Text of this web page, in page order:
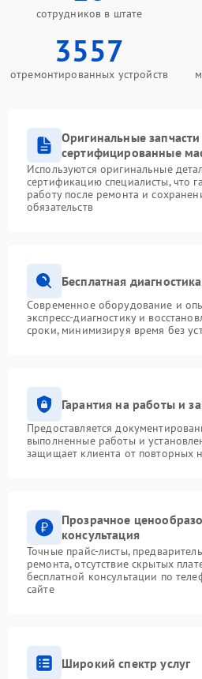
сотрудников в штате
3557
отремонтированных устройств
Оригинальные
сертифицированные
Используются оригинальные
сертификацию специалисты, что
работу после ремонта и
обязательств
Бесплатная
Современное оборудование и
экспресс-диагностику и
сроки, минимизируя время без
Гарантия на работы и
Предоставляется
выполненные работы и
защищает клиента от повторных
Прозрачное
консультация
Точные прайс-листы,
ремонта, отсутствие скрытых
бесплатной консультации по
сайте
Широкий спектр услуг